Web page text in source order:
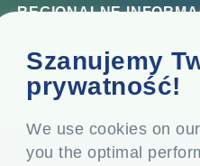
Szanujemy
prywatność!
We use cookies on
you the optimal
REGIONALNE
Biuro korporacyjne
Top Floor, Times Tower,
Marg, Lower Parel,
Siedziba